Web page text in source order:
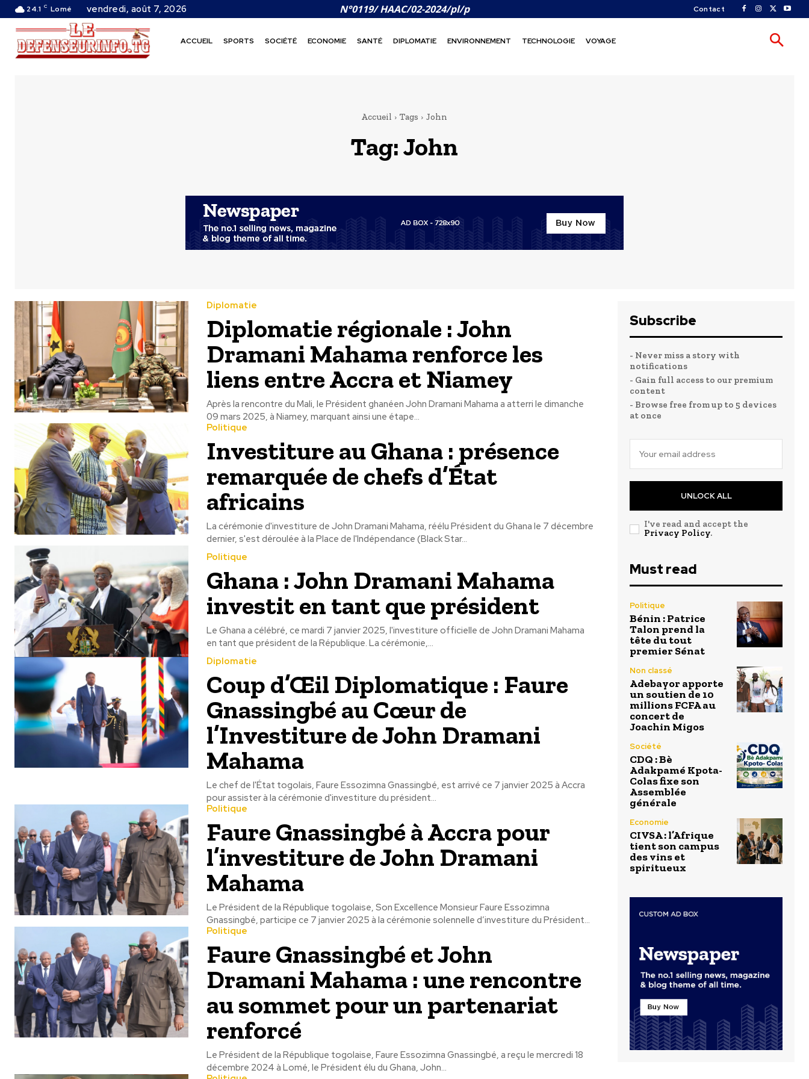
24.1 C Lomé vendredi, août 7, 2026 N°0119/ HAAC/02-2024/pl/p Contact
ACCUEIL SPORTS SOCIÉTÉ ECONOMIE SANTÉ DIPLOMATIE ENVIRONNEMENT TECHNOLOGIE VOYAGE
Accueil Tags John
Tag:John
Diplomatie
Diplomatie régionale : John
Dramani Mahama renforce les
liens entre Accra et Niamey
Après la rencontre du Mali, le Président ghanéen John Dramani Mahama a atterri le dimanche
09 mars 2025, à Niamey, marquant ainsi une étape...
Politique
Investiture au Ghana : présence
remarquée de chefs d’État
africains
La cérémonie d'investiture de John Dramani Mahama, réélu Président du Ghana le 7 décembre
dernier, s'est déroulée à la Place de l'Indépendance (Black Star...
Politique
Ghana : John Dramani Mahama
investit en tant que président
Le Ghana a célébré, ce mardi 7 janvier 2025, l'investiture officielle de John Dramani Mahama
en tant que président de la République. La cérémonie,...
Diplomatie
Coup d’Œil Diplomatique : Faure
Gnassingbé au Cœur de
l’Investiture de John Dramani
Mahama
Le chef de l'État togolais, Faure Essozimna Gnassingbé, est arrivé ce 7 janvier 2025 à Accra
pour assister à la cérémonie d'investiture du président...
Politique
Faure Gnassingbé à Accra pour
l’investiture de John Dramani
Mahama
Le Président de la République togolaise, Son Excellence Monsieur Faure Essozimna
Gnassingbé, participe ce 7 janvier 2025 à la cérémonie solennelle d’investiture du Président...
Politique
Faure Gnassingbé et John
Dramani Mahama : une rencontre
au sommet pour un partenariat
renforcé
Le Président de la République togolaise, Faure Essozimna Gnassingbé, a reçu le mercredi 18
décembre 2024 à Lomé, le Président élu du Ghana, John...
Subscribe
- Never miss a story with
notifications
- Gain full access to our premium
content
- Browse free from up to 5 devices
at once
UNLOCK ALL
I've read and accept the
Privacy Policy.
Must read
Politique
Bénin : Patrice
Talon prend la
tête du tout
premier Sénat
Non classé
Adebayor apporte
un soutien de 10
millions FCFA au
concert de
Joachin Migos
Société
CDQ : Bè
Adakpamé Kpota-
Colas fixe son
Assemblée
générale
Economie
CIVSA : l’Afrique
tient son campus
des vins et
spiritueux